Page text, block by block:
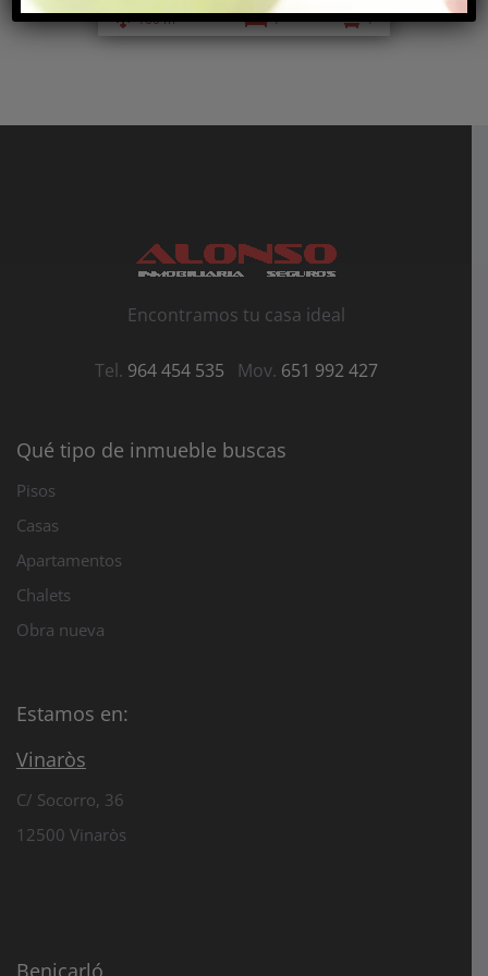
100 m2 1 1
Encontramos tu casa ideal
Tel. 964 454 535 Mov. 651 992 427
Qué tipo de inmueble buscas
Pisos
Casas
Apartamentos
Chalets
Obra nueva
Estamos en:
Vinaròs
C/ Socorro, 36
12500 Vinaròs
Benicarló